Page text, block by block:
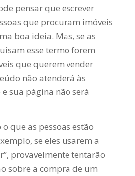
pensar que escrever
que procuram imóveis
boa ideia. Mas, se as
esse termo forem
que querem vender
não atenderá às
sua página não será
o que as pessoas estão
se eles usarem a
provavelmente tentarão
sobre a compra de um